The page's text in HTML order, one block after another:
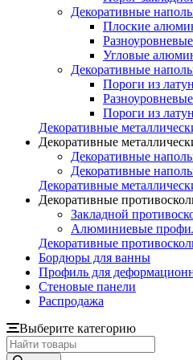
Декоративные
Плоские
Угловые
Декоративные
Пороги из
Пороги из
Декоративные
Декоративные
Декоративные
Декоративные
Декоративные
Декоративные
Закладной
Алюминиевые
Декоративные
Бордюры для ванны
Профиль для
Стеновые панели
Распродажа
Выберите категорию